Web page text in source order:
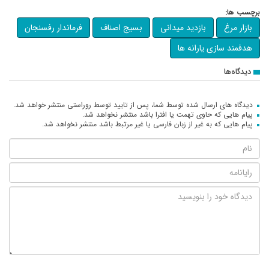
برچسب ها:
بازار مرغ بازدید میدانی بسیج اصناف
فرماندار رفسنجان
هدفمند سازی یارانه ها
دیدگاه‌ها
دیدگاه های ارسال شده توسط شما، پس از تایید توسط روراستی منتشر خواهد شد.
پیام هایی که حاوی تهمت یا افترا باشد منتشر نخواهد شد.
پیام هایی که به غیر از زبان فارسی یا غیر مرتبط باشد منتشر نخواهد شد.